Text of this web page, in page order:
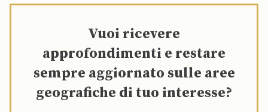
Vuoi ricevere
approfondimenti e restare
sempre aggiornato sulle aree
geografiche di tuo interesse?